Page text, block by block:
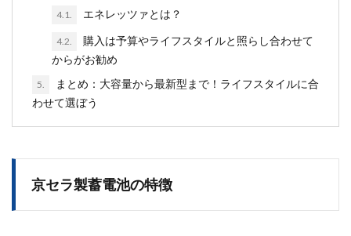
4.1. エネレッツァとは？
4.2.
購入は予算やライフスタイルと照らし合わせて
からがお勧め
5.
まとめ：大容量から最新型まで！ライフスタイルに合
わせて選ぼう
京セラ製蓄電池の特徴